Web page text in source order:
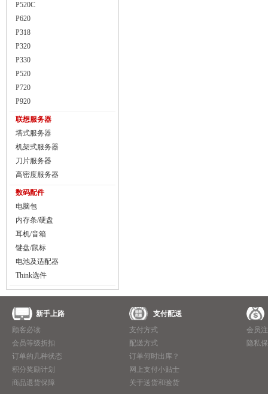
P520C
P620
P318
P320
P330
P520
P720
P920
联想服务器
塔式服务器
机架式服务器
刀片服务器
高密度服务器
数码配件
电脑包
内存条/硬盘
耳机/音箱
键盘/鼠标
电池及适配器
Think选件
新手上路
顾客必读
会员等级折扣
订单的几种状态
积分奖励计划
商品退货保障
支付配送
支付方式
配送方式
订单何时出库？
网上支付小贴士
关于送货和验货
会员
隐私